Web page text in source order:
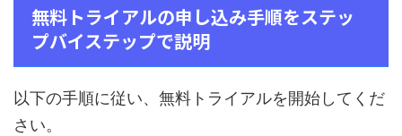
無料トライアルの申し込み手順をステッ
プバイステップで説明
以下の手順に従い、無料トライアルを開始してくだ
さい。